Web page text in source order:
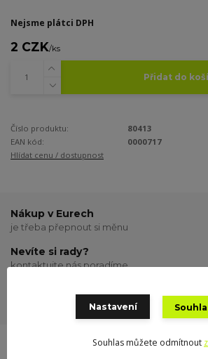
Nejsme plátci DPH
2 CZK/ks
Přidat do
Číslo produktu:
80413
EAN kód:
0000717
Hlídat cenu / dostupnost
Nákup v Eurech
je třeba přepnout si měnu
Nevíte si rady?
kontaktujte nás poradíme
odesílám o víkenduNastavení
Souhlas můžete odmítnout